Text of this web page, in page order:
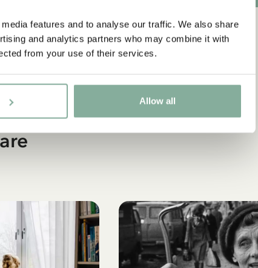
features and to analyse our traffic. We also share
and analytics partners who may combine it with
from your use of their services.
Allow all